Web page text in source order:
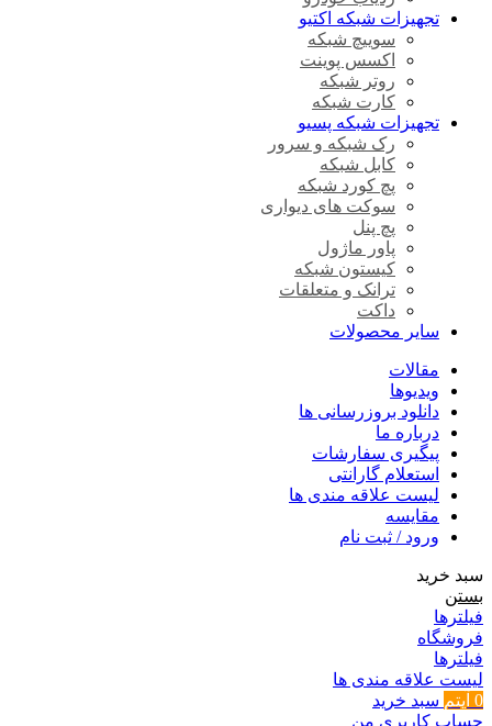
تجهیزات شبکه اکتیو
سوییچ شبکه
اکسس پوینت
روتر شبکه
کارت شبکه
تجهیزات شبکه پسیو
رک شبکه و سرور
کابل شبکه
پچ کورد شبکه
سوکت های دیواری
پچ پنل
پاور ماژول
کیستون شبکه
ترانک و متعلقات
داکت
سایر محصولات
مقالات
ویدیوها
دانلود بروزرسانی ها
درباره ما
پیگیری سفارشات
استعلام گارانتی
لیست علاقه مندی ها
مقایسه
ورود / ثبت نام
سبد خرید
بستن
فیلترها
فروشگاه
فیلترها
لیست علاقه مندی ها
0 آیتم سبد خرید
حساب کاربری من